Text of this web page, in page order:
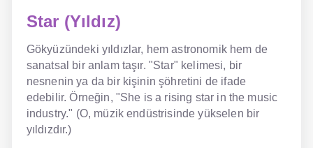
Star (Yıldız)
Gökyüzündeki yıldızlar, hem astronomik hem de
sanatsal bir anlam taşır. "Star" kelimesi, bir
nesnenin ya da bir kişinin şöhretini de ifade
edebilir. Örneğin, "She is a rising star in the music
industry." (O, müzik endüstrisinde yükselen bir
yıldızdır.)